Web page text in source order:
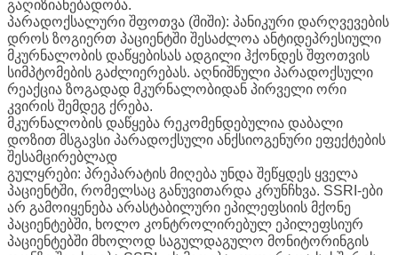
გაღიზიანებადობა.
პარადოქსალური შფოთვა (შიში): პანიკური დარღვევების
დროს ზოგიერთ პაციენტში შესაძლოა ანტიდეპრესიული
მკურნალობის დაწყებისას ადგილი ჰქონდეს შფოთვის
სიმპტომების გაძლიერებას. აღნიშნული პარადოქსული
რეაქცია ზოგადად მკურნალობიდან პირველი ორი
კვირის შემდეგ ქრება.
მკურნალობის დაწყება რეკომენდებულია დაბალი
დოზით მსგავსი პარადოქსული ანქსიოგენური ეფექტების
შესამცირებლად
გულყრები: პრეპარატის მიღება უნდა შეწყდეს ყველა
პაციენტში, რომელსაც განუვითარდა კრუნჩხვა. SSRI-ები
არ გამოიყენება არასტაბილური ეპილეფსიის მქონე
პაციენტებში, ხოლო კონტროლირებულ ეპილეფსიურ
პაციენტებში მხოლოდ საგულდაგულო მონიტორინგის